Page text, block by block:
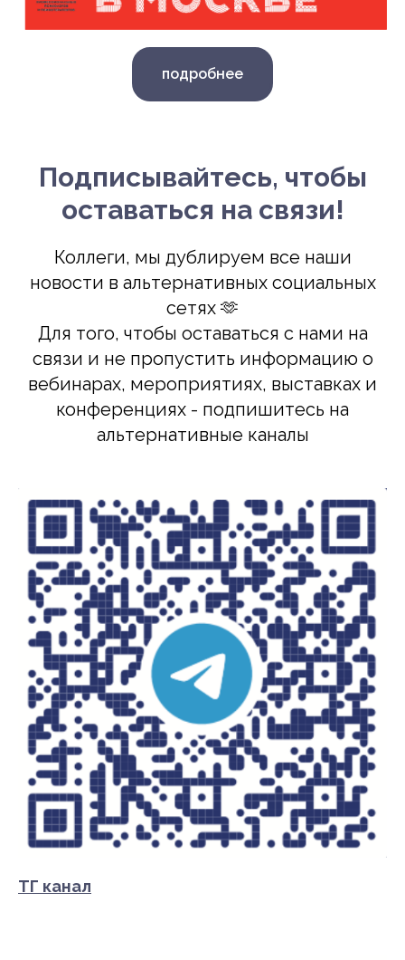
подробнее
Подписывайтесь, чтобы
оставаться на связи!
Коллеги, мы дублируем все наши
новости в альтернативных социальных
сетях 🫶
Для того, чтобы оставаться с нами на
связи и не пропустить информацию о
вебинарах, мероприятиях, выставках и
конференциях - подпишитесь на
альтернативные каналы
ТГ канал